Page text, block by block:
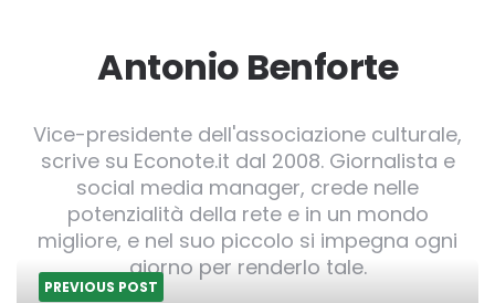
Antonio Benforte
Vice-presidente dell'associazione culturale,
scrive su Econote.it dal 2008. Giornalista e
social media manager, crede nelle
potenzialità della rete e in un mondo
migliore, e nel suo piccolo si impegna ogni
giorno per renderlo tale.
PREVIOUS POST